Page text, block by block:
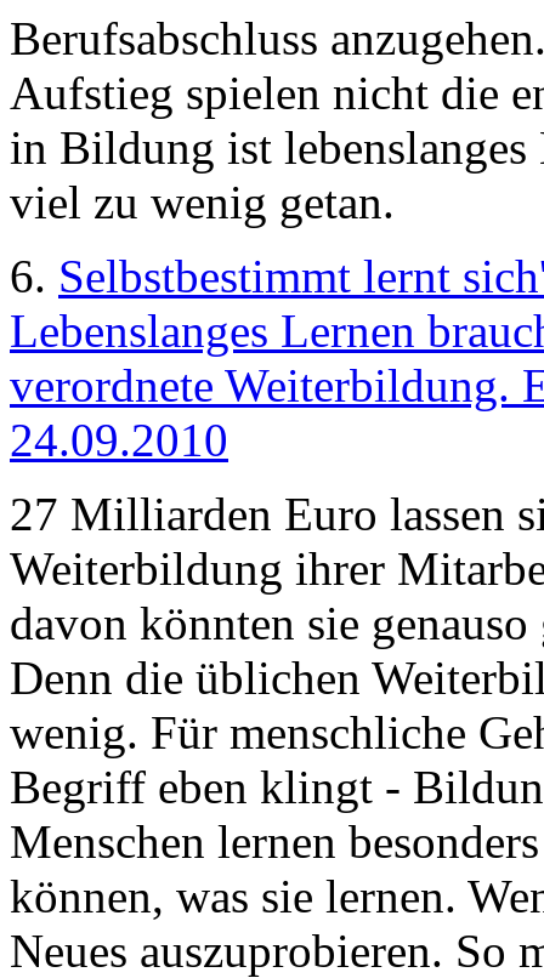
Berufsabschluss
Aufstieg spielen nicht die
in Bildung ist
viel zu wenig getan.
6. Selbstbestimmt lernt
Lebenslanges Lernen
verordnete Weiterbildung.
24.09.2010
27 Milliarden Euro lassen
Weiterbildung ihrer
davon könnten sie
Denn die üblichen
wenig. Für menschliche
Begriff eben klingt -
Menschen lernen
können, was sie lernen.
Neues auszuprobieren. So